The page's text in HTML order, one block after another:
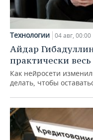
Технологии 04 авг, 00:00
Айдар
практически
Как нейросети
делать, чтобы